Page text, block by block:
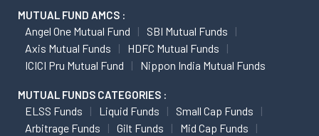
MUTUAL FUND AMCS :
Angel One Mutual Fund
SBI Mutual Funds
Axis Mutual Funds
HDFC Mutual Funds
ICICI Pru Mutual Fund
Nippon India Mutual Funds
MUTUAL FUNDS CATEGORIES :
ELSS Funds Liquid Funds
Small Cap Funds
Arbitrage Funds
Gilt Funds
Mid Cap Funds